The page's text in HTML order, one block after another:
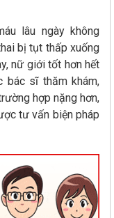
lâu ngày không
bị tụt thấp xuống
nữ giới tốt hơn hết
sĩ thăm khám,
hợp nặng hơn,
tư vấn biện pháp